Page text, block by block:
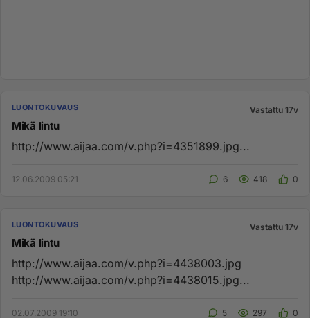
LUONTOKUVAUS Vastattu 17v
Mikä lintu
http://www.aijaa.com/v.php?i=4351899.jpg...
12.06.2009 05:21 6 418 0
LUONTOKUVAUS Vastattu 17v
Mikä lintu
http://www.aijaa.com/v.php?i=4438003.jpg
http://www.aijaa.com/v.php?i=4438015.jpg...
02.07.2009 19:10 5 297 0